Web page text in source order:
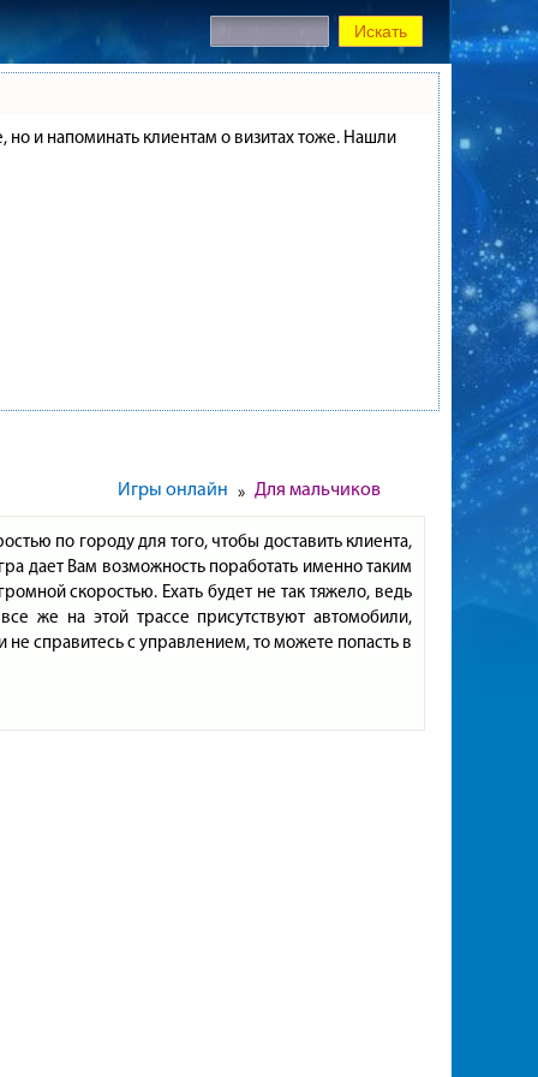
но и напоминать клиентам о визитах тоже. Нашли
Игры онлайн » Для мальчиков
по городу для того, чтобы доставить клиента,
дает Вам возможность поработать именно таким
скоростью. Ехать будет не так тяжело, ведь
же на этой трассе присутствуют автомобили,
справитесь с управлением, то можете попасть в